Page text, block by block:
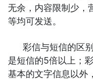
无余，内容限制少，
等均可发送。
彩信与短信的区
是短信的5倍以上；
基本的文字信息以外